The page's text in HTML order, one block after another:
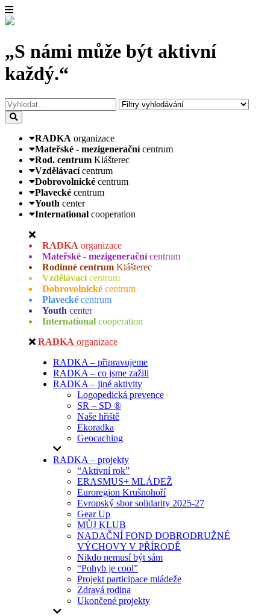
„S námi může být aktivní
každý.“
RADKA organizace
Mateřské - mezigenerační centrum
Rod. centrum Klášterec
Vzdělávací centrum
Dobrovolnické centrum
Plavecké centrum
Youth center
International cooperation
RADKA organizace
Mateřské - mezigenerační centrum
Rodinné centrum Klášterec
Vzdělávací centrum
Dobrovolnické centrum
Plavecké centrum
Youth center
International cooperation
RADKA organizace
RADKA – připravujeme
RADKA – co jsme zažili
RADKA – jiné aktivity
Logopedická prevence
SR – SD ®
Naše hřiště
Ekoradka
Geocaching
RADKA – projekty
“Aktivní rok”
ERASMUS+ MLÁDEŽ
Euroregion Krušnohoří
Evropský sbor solidarity 2025-27
Gear Up
MŮJ KLUB
NADAČNÍ FOND DOBRODRUŽNÉ
VÝCHOVY V PŘÍRODĚ
Nikdo nemusí být sám
“Pohyb je cool”
Projekt participace mládeže
Zdravá rodina
Ukončené projekty